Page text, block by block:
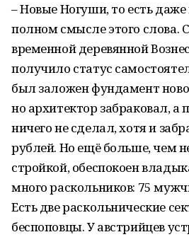
– Новые Ногуши, то есть
полном смысле этого слова.
временной деревянной
получило статус
был заложен фундамент
но архитектор забраковал, а
ничего не сделал, хотя и
рублей. Но ещё больше, чем
стройкой, обеспокоен
много раскольников: 75
Есть две раскольнические
беспоповцы. У австрийцев